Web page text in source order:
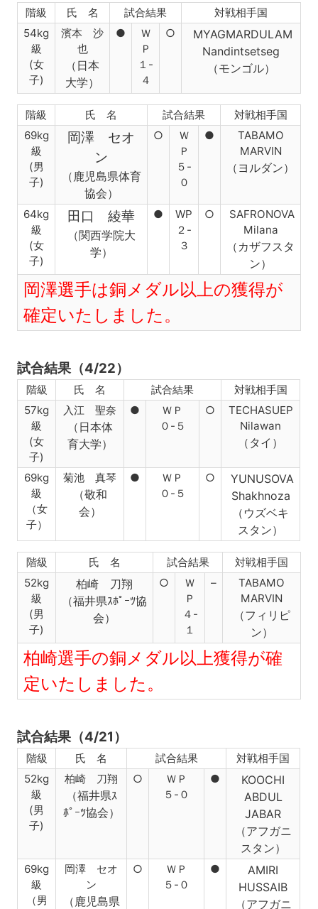
階級 氏 名 試合結果
対戦相手国
54kg
級
(女
子)
濱本 沙
也
（日本
大学）
●
Ｗ
Ｐ
１-
４
○
MYAGMARDULAM
Nandintsetseg
（モンゴル）
階級 氏 名 試合結果
対戦相手国
69kg
級
(男
子)
岡澤 セオ
ン
（鹿児島県体育
協会）
○
Ｗ
Ｐ
５-
０
●
TABAMO
MARVIN
（ヨルダン）
64kg
級
(女
子)
田口 綾華
（関西学院大
学）
●
WP
２-
３
○
SAFRONOVA
Milana
（カザフスタ
ン）
岡澤選手は銅メダル以上の獲得が
確定いたしました。
試合結果（4/22）
階級 氏 名 試合結果
対戦相手国
57kg
級
(女
子)
入江 聖奈
（日本体
育大学）
●
ＷＰ
０-５
○
TECHASUEP
Nilawan
（タイ）
69kg
級
（女
子）
菊池 真琴
（敬和
会）
●
ＷＰ
０-５
○
YUNUSOVA
Shakhnoza
（ウズベキ
スタン）
階級 氏 名 試合結果
対戦相手国
52kg
級
(男
子)
柏崎 刀翔
（福井県ｽﾎﾟｰﾂ協
会）
○
Ｗ
Ｐ
４-
１
–
TABAMO
MARVIN
（フィリピ
ン）
柏崎選手の銅メダル以上獲得が確
定いたしました。
試合結果（4/21）
階級 氏 名 試合結果
対戦相手国
52kg
級
(男
子)
柏崎 刀翔
（福井県ｽ
ﾎﾟｰﾂ協会）
○
ＷＰ
５-０
●
KOOCHI
ABDUL
JABAR
（アフガニ
スタン）
69kg
級
（男
岡澤 セオ
ン
（鹿児島県
○
ＷＰ
５-０
●
AMIRI
HUSSAIB
（アフガニ